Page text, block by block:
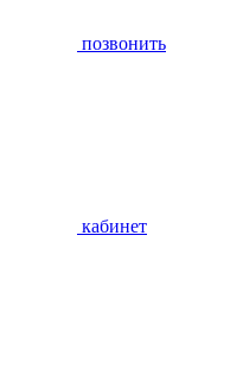
позвонить
кабинет